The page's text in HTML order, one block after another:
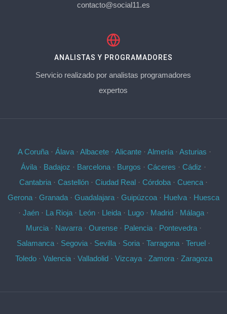
contacto@social11.es
ANALISTAS Y PROGRAMADORES
Servicio realizado por analistas programadores
expertos
A Coruña· Álava· Albacete· Alicante· Almería· Asturias ·
Ávila · Badajoz · Barcelona · Burgos · Cáceres · Cádiz ·
Cantabria · Castellón · Ciudad Real · Córdoba · Cuenca ·
Gerona · Granada · Guadalajara · Guipúzcoa · Huelva · Huesca
· Jaén · La Rioja · León · Lleida · Lugo · Madrid · Málaga ·
Murcia· Navarra· Ourense· Palencia· Pontevedra·
Salamanca · Segovia · Sevilla · Soria · Tarragona · Teruel ·
Toledo· Valencia· Valladolid· Vizcaya· Zamora· Zaragoza